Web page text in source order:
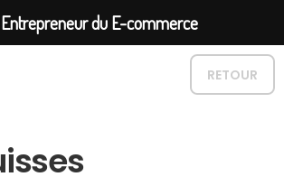
RETOUR
du E-commerce